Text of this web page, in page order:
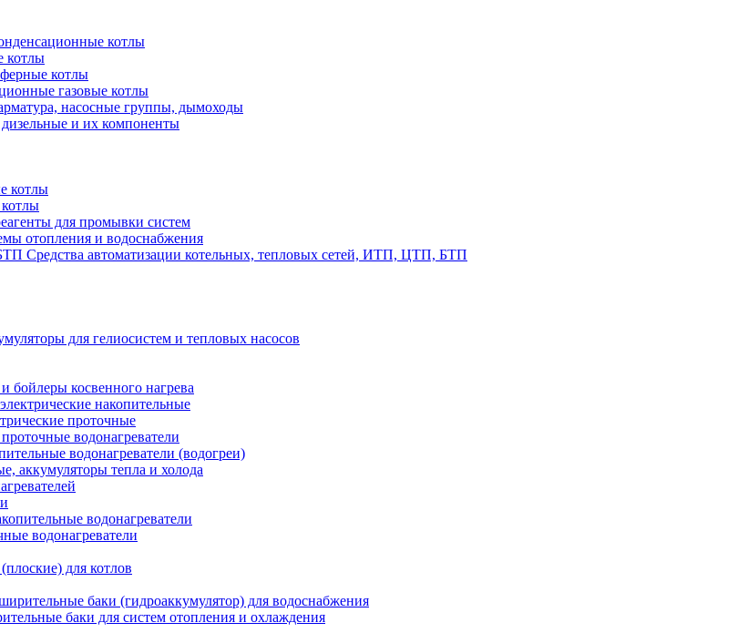
котлы
котлы
котлы
газовые котлы
насосные группы, дымоходы
и их компоненты
котлы
для промывки систем
отопления и водоснабжения
Средства автоматизации котельных, тепловых сетей, ИТП, ЦТП, БТП
для гелиосистем и тепловых насосов
бойлеры косвенного нагрева
накопительные
проточные
водонагреватели
водонагреватели (водогреи)
аккумуляторы тепла и холода
водонагреватели
водонагреватели
для котлов
баки (гидроаккумулятор) для водоснабжения
баки для систем отопления и охлаждения